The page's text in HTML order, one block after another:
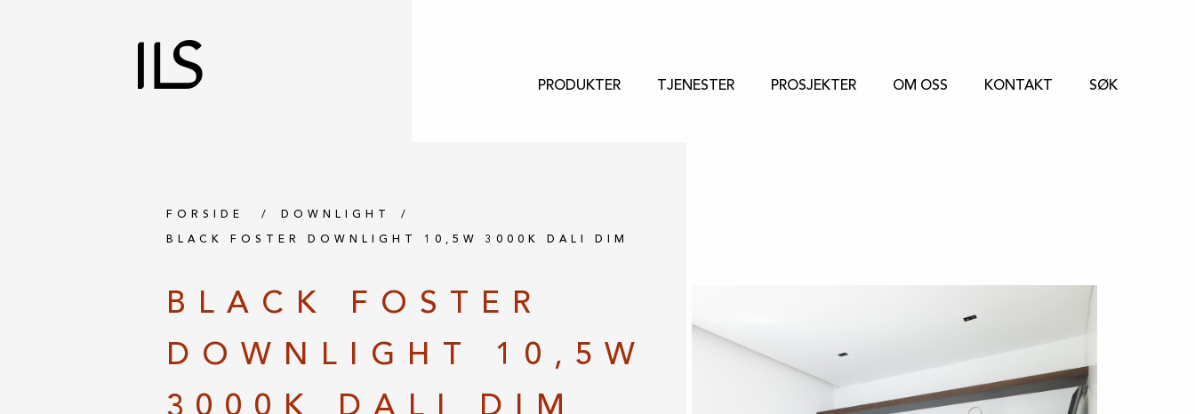
PRODUKTER TJENESTER PROSJEKTER OM OSS KONTAKT SØK
FORSIDE DOWNLIGHT
BLACK FOSTER DOWNLIGHT 10,5W 3000K DALI DIM
BLACK FOSTER
DOWNLIGHT 10,5W